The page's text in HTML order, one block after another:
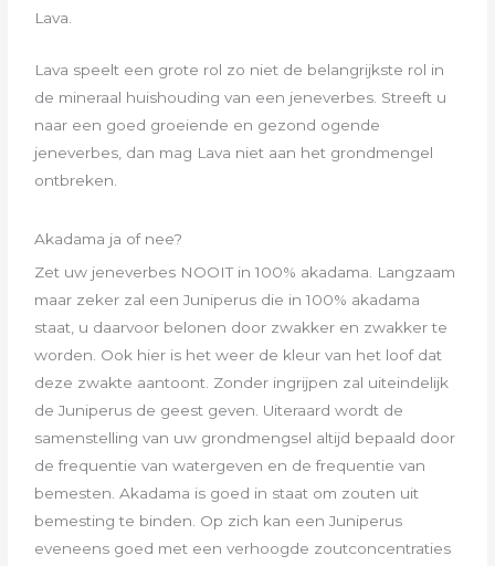
Lava.
Lava speelt een grote rol zo niet de belangrijkste rol in
de mineraal huishouding van een jeneverbes. Streeft u
naar een goed groeiende en gezond ogende
jeneverbes, dan mag Lava niet aan het grondmengel
ontbreken.
Akadama ja of nee?
Zet uw jeneverbes NOOIT in 100% akadama. Langzaam
maar zeker zal een Juniperus die in 100% akadama
staat, u daarvoor belonen door zwakker en zwakker te
worden. Ook hier is het weer de kleur van het loof dat
deze zwakte aantoont. Zonder ingrijpen zal uiteindelijk
de Juniperus de geest geven. Uiteraard wordt de
samenstelling van uw grondmengsel altijd bepaald door
de frequentie van watergeven en de frequentie van
bemesten. Akadama is goed in staat om zouten uit
bemesting te binden. Op zich kan een Juniperus
eveneens goed met een verhoogde zoutconcentraties